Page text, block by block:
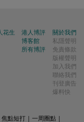
花生
港人博評
博客館
所有博評
關於我們
私隱聲明
免責條款
版權聲明
加入我們
聯絡我們
刊登廣告
爆料快
焦點短打 一周圈點